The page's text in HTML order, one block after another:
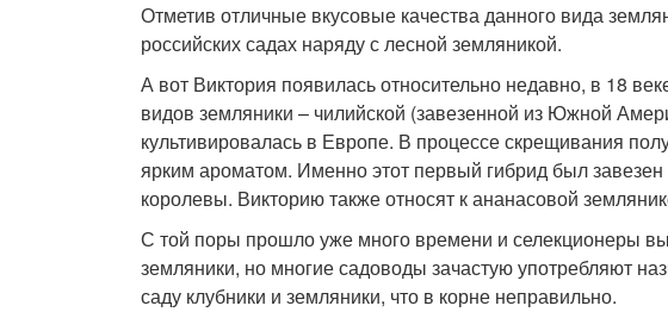
Отметив отличные вкусовые качества данного вида
российских садах наряду с лесной земляникой.
А вот Виктория появилась относительно недавно, в 18
видов земляники – чилийской (завезенной из Южной
культивировалась в Европе. В процессе скрещивания
ярким ароматом. Именно этот первый гибрид был
королевы. Викторию также относят к ананасовой
С той поры прошло уже много времени и селекционеры
земляники, но многие садоводы зачастую употребляют
саду клубники и земляники, что в корне неправильно.